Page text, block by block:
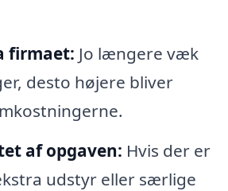
firmaet: Jo længere væk
desto højere bliver
af opgaven: Hvis der er
udstyr eller særlige